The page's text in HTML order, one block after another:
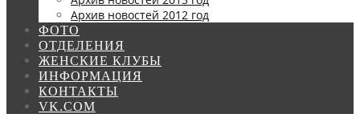
Архив новостей 2012 год
ФОТО
ОТДЕЛЕНИЯ
ЖЕНСКИЕ КЛУБЫ
ИНФОРМАЦИЯ
КОНТАКТЫ
VK.COM